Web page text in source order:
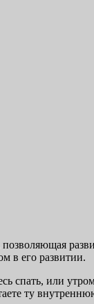
в его развитии.
или
ту